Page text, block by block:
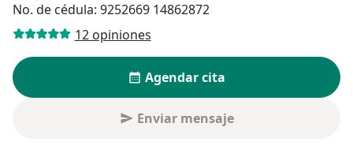
No. de cédula: 9252669 14862872
12 opiniones
Agendar cita
Enviar mensaje